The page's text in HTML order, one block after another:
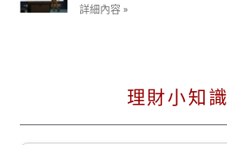
詳細內容 »
理財小知識